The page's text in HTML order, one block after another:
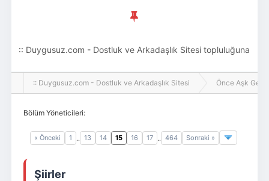
Giriş Yap Üye Ol
:: Duygusuz.com - Dostluk ve Arkadaşlık Sitesi topluluğuna
hoş geldin ziyaretçi! Aramıza katılmak istersen kayıt
:: Duygusuz.com - Dostluk ve Arkadaşlık Sitesi Önce Aşk Gelir
Bölüm Yöneticileri:
« Önceki 1 .. 13 14 15 16 17 .. 464 Sonraki »
Şiirler